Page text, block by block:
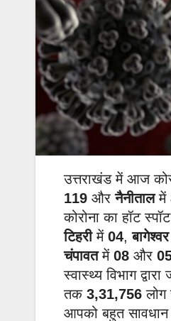
उत्तराखंड में आज
119 औरनैनीतालमें
कोरोना का हॉट
टिहरीमें 04,बागेश्वर
चंपावतमें 08 और
स्वास्थ्य विभाग
तक 3,31,756 लोग
आपको बहुत